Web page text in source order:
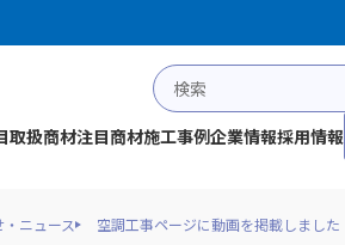
取扱商材注目商材施工事例企業情報採用情報
ニュース 空調工事ページに動画を掲載しました